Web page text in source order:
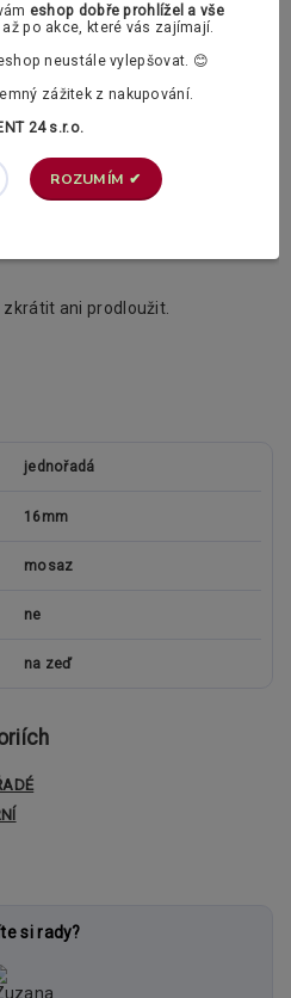
dle vašeho výběru:
ani prodloužit.
jednořadá
16mm
mosaz
ne
na zeď
si rady?
eshop dobře prohlížel a vše
po akce, které vás zajímají.
neustále vylepšovat. 😊
zážitek z nakupování.
24 s.r.o.
ROZUMÍM ✔